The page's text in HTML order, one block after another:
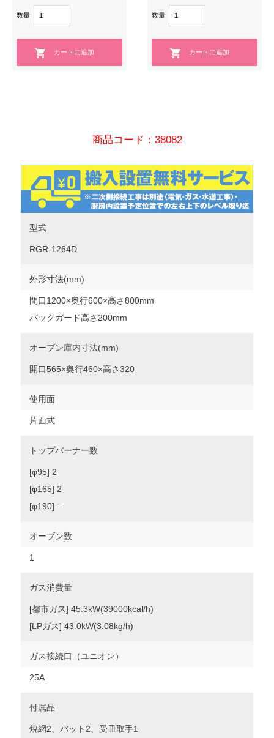
数量 数量
商品コード：38082
型式
RGR-1264D
外形寸法(mm)
間口1200×奥行600×高さ800mm
バックガード高さ200mm
オーブン庫内寸法(mm)
開口565×奥行460×高さ320
使用面
片面式
トップバーナー数
[φ95] 2
[φ165] 2
[φ190] –
オーブン数
1
ガス消費量
[都市ガス] 45.3kW(39000kcal/h)
[LPガス] 43.0kW(3.08kg/h)
ガス接続口（ユニオン）
25A
付属品
焼網2、バット2、受皿取手1